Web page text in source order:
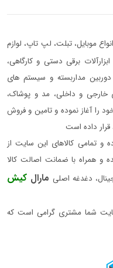
موبایل، تبلت، لپ تاپ، لوازم
برقی دستی و کارگاهی،
دوربین مداربسته و سیستم های
خارجی و داخلی، مد و پوشاک،
را آغاز نموده و تامین و فروش
داده است
و تمامی کالاهای این سایت از
و همراه با ضمانت اصالت کالا
دغدغه اصلی مارال کیش
شما مشتری گرامی است که